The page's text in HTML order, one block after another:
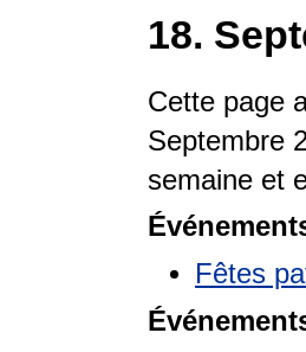
18.
Cette page
Septembre
semaine et
Fêtes